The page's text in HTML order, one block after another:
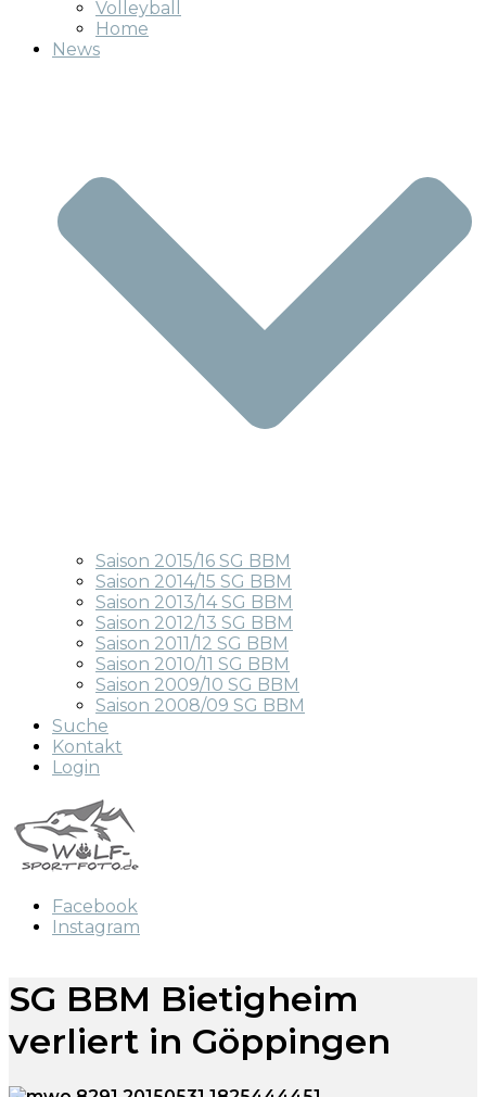
Volleyball
Home
News
Saison 2015/16 SG BBM
Saison 2014/15 SG BBM
Saison 2013/14 SG BBM
Saison 2012/13 SG BBM
Saison 2011/12 SG BBM
Saison 2010/11 SG BBM
Saison 2009/10 SG BBM
Saison 2008/09 SG BBM
Suche
Kontakt
Login
Facebook
Instagram
SG BBM Bietigheim
verliert in Göppingen